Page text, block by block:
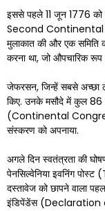
इससे पहले 11 जून 1776 को
Second Continental
मुलाकात की और एक समिति
करना था, जो औपचारिक
जेफरसन, जिन्हें सबसे अच्छा
किए. उनके मसौदे में कुल 86
(Continental
संस्करण को अपनाया.
अगले दिन स्वतंत्रता की
पेनसिल्वेनिया इवनिंग
दस्तावेज को छापने वाला
इंडिपेंडेंस (Declaration